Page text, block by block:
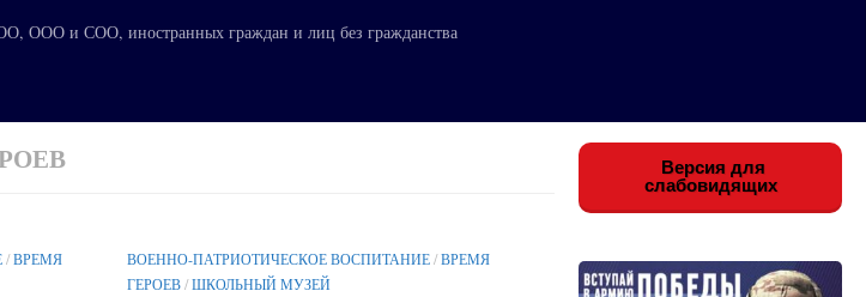
ООО и СОО, иностранных граждан и лиц без гражданства
/ВРЕМЯ
ВОЕННО-ПАТРИОТИЧЕСКОЕ ВОСПИТАНИЕ/ВРЕМЯ
ГЕРОЕВ/ШКОЛЬНЫЙ МУЗЕЙ
Версия для
слабовидящих